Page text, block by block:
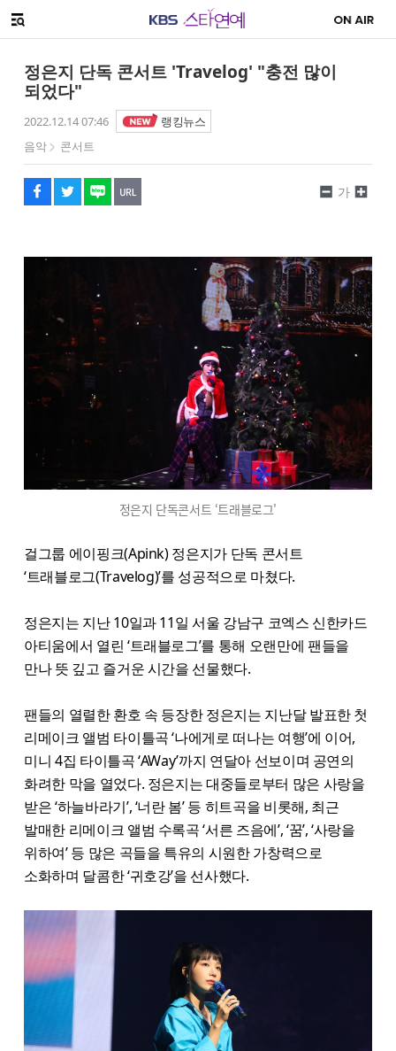
메뉴 열기
정은지 단독 콘서트 'Travelog' "충전 많이
되었다"
2022.12.14 07:46
랭킹뉴스
음악
콘서트
페이스북
트위터
네이버
URL복사
글씨 작게보기
가
글씨 크게보기
정은지 단독콘서트 ‘트래블로그'
걸그룹 에이핑크(Apink) 정은지가 단독 콘서트
‘트래블로그(Travelog)’를 성공적으로 마쳤다.
정은지는 지난 10일과 11일 서울 강남구 코엑스 신한카드
아티움에서 열린 ‘트래블로그’를 통해 오랜만에 팬들을
만나 뜻 깊고 즐거운 시간을 선물했다.
팬들의 열렬한 환호 속 등장한 정은지는 지난달 발표한 첫
리메이크 앨범 타이틀곡 ‘나에게로 떠나는 여행’에 이어,
미니 4집 타이틀곡 ‘AWay’까지 연달아 선보이며 공연의
화려한 막을 열었다. 정은지는 대중들로부터 많은 사랑을
받은 ‘하늘바라기’, ‘너란 봄’ 등 히트곡을 비롯해, 최근
발매한 리메이크 앨범 수록곡 ‘서른 즈음에’, ‘꿈’, ‘사랑을
위하여’ 등 많은 곡들을 특유의 시원한 가창력으로
소화하며 달콤한 ‘귀호강’을 선사했다.